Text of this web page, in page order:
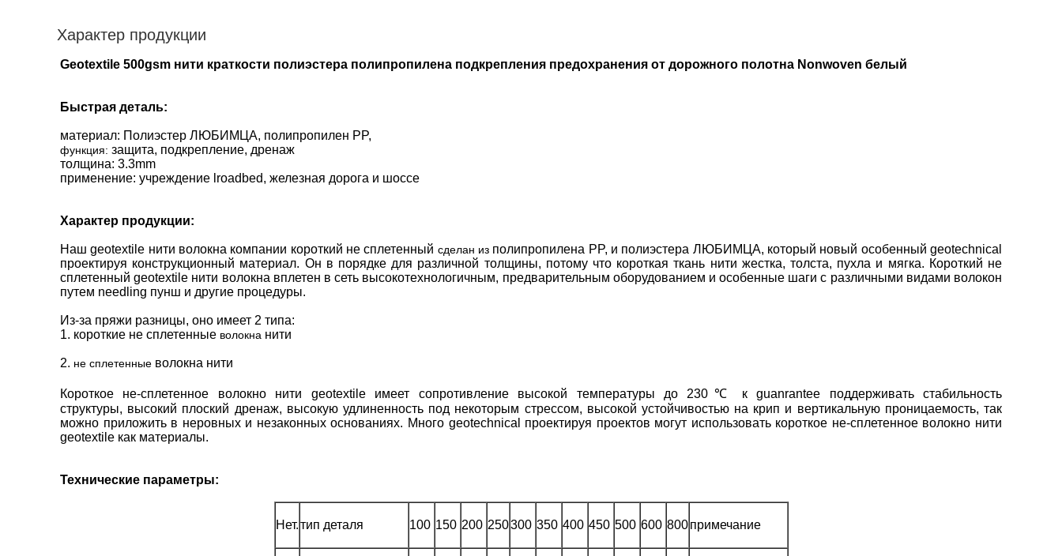
Характер продукции
Geotextile 500gsm нити краткости полиэстера полипропилена подкрепления предохранения от дорожного полотна Nonwoven белый
Быстрая деталь:
материал: Полиэстер ЛЮБИМЦА, полипропилен PP,
функция: защита, подкрепление, дренаж
толщина: 3.3mm
применение: учреждение lroadbed, железная дорога и шоссе
Характер продукции:
Наш geotextile нити волокна компании короткий не сплетенный сделан из полипропилена PP, и полиэстера ЛЮБИМЦА, который новый особенный geotechnical
проектируя конструкционный материал. Он в порядке для различной толщины, потому что короткаяткань нити жестка,толста, пухла и мягка. Короткий не
сплетенный geotextile нити волокна вплетен в сеть высокотехнологичным, предварительным оборудованием и особенные шагис различными видами волокон
путем needling пунш и другие процедуры.
Из-за пряжи разницы, оно имеет 2 типа:
1. короткие не сплетенные волокна нити
2. не сплетенные волокна нити
Короткое не-сплетенное волокно нити geotextile имеет сопротивление
высокой температуры до 230℃ к guanrantee поддерживать стабильность
структуры, высокий плоский дренаж, высокую удлиненность под некоторым стрессом, высокой устойчивостью на крип и вертикальную проницаемость, так
можно приложить в неровных и незаконных основаниях. Много geotechnical проектируя проектов могут использовать короткое не-сплетенное волокно нити
geotextile как материалы.
Технические параметры:
Нет.тип деталя 100 150 200 250300 350 400 450 500 600 800 примечание